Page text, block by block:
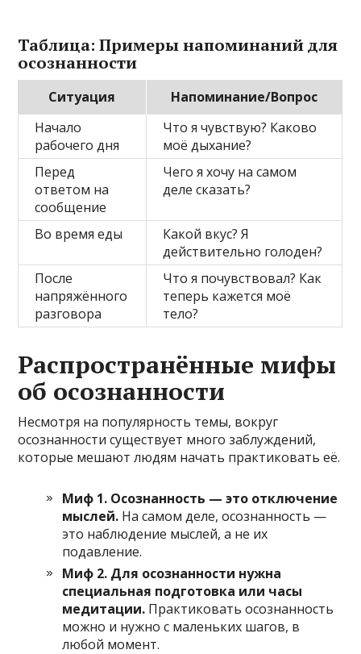
Таблица: Примеры напоминаний для
осознанности
Ситуация
Напоминание/Вопрос
Начало
рабочего дня
Что я чувствую? Каково
моё дыхание?
Перед
ответом на
сообщение
Чего я хочу на самом
деле сказать?
Во время еды
Какой вкус? Я
действительно голоден?
После
напряжённого
разговора
Что я почувствовал? Как
теперь кажется моё
тело?
Распространённые мифы
об осознанности
Несмотря на популярность темы, вокруг
осознанности существует много заблуждений,
которые мешают людям начать практиковать её.
Миф 1. Осознанность — это отключение
мыслей. На самом деле, осознанность —
это наблюдение мыслей, а не их
подавление.
Миф 2. Для осознанности нужна
специальная подготовка или часы
медитации. Практиковать осознанность
можно и нужно с маленьких шагов, в
любой момент.